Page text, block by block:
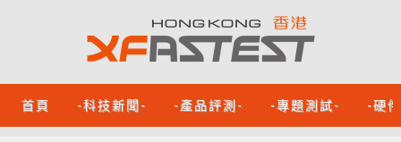
首頁 -科技新聞- -產品評測- -專題測試- -硬